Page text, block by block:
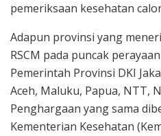
pemeriksaan kesehatan
Adapun provinsi yang
RSCM pada puncak
Pemerintah Provinsi DKI
Aceh, Maluku, Papua, NTT,
Penghargaan yang sama
Kementerian Kesehatan